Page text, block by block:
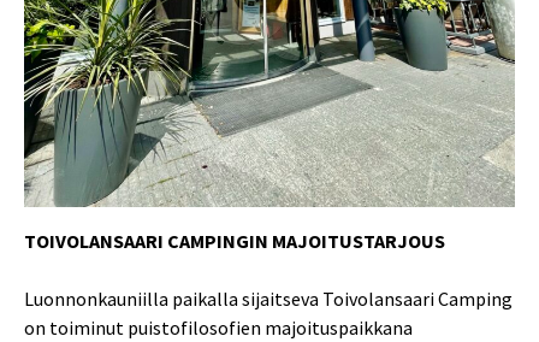
TOIVOLANSAARI CAMPINGIN MAJOITUSTARJOUS
Luonnonkauniilla paikalla sijaitseva Toivolansaari Camping
on toiminut puistofilosofien majoituspaikkana